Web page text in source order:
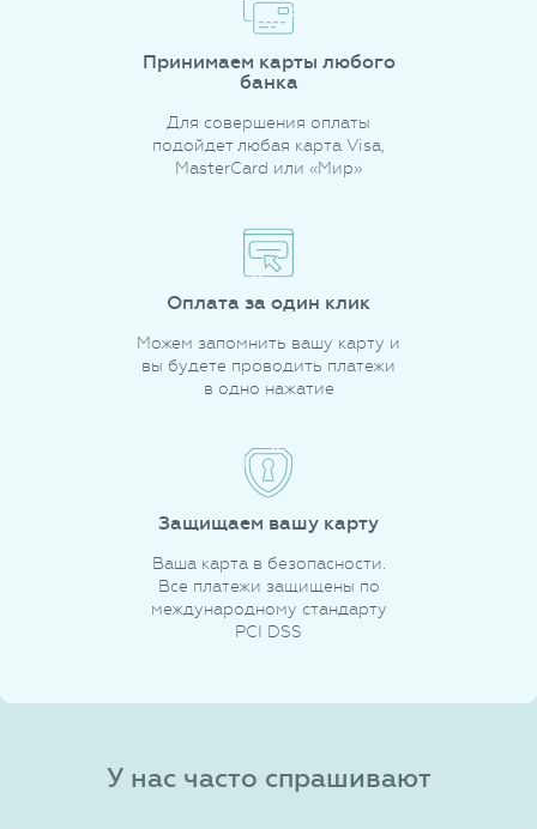
Принимаем карты любого
банка
Для совершения оплаты
подойдет любая карта Visa,
MasterCard или «Мир»
Оплата за один клик
Можем запомнить вашу карту и
вы будете проводить платежи
в одно нажатие
Защищаем вашу карту
Ваша карта в безопасности.
Все платежи защищены по
международному стандарту
PCI DSS
У нас часто спрашивают